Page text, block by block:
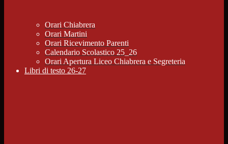
Orari Chiabrera
Orari Martini
Orari Ricevimento Parenti
Calendario Scolastico 25_26
Orari Apertura Liceo Chiabrera e Segreteria
Libri di testo 26-27